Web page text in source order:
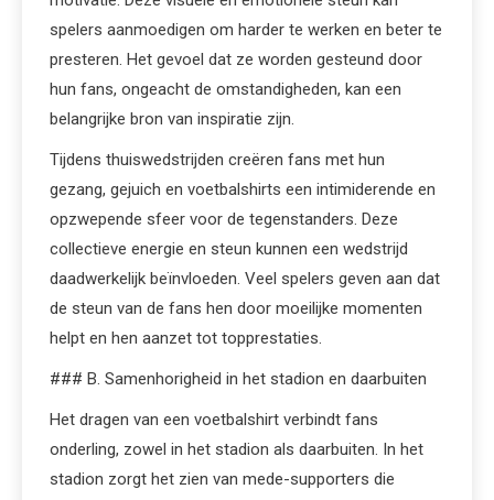
spelers aanmoedigen om harder te werken en beter te
presteren. Het gevoel dat ze worden gesteund door
hun fans, ongeacht de omstandigheden, kan een
belangrijke bron van inspiratie zijn.
Tijdens thuiswedstrijden creëren fans met hun
gezang, gejuich en voetbalshirts een intimiderende en
opzwepende sfeer voor de tegenstanders. Deze
collectieve energie en steun kunnen een wedstrijd
daadwerkelijk beïnvloeden. Veel spelers geven aan dat
de steun van de fans hen door moeilijke momenten
helpt en hen aanzet tot topprestaties.
### B. Samenhorigheid in het stadion en daarbuiten
Het dragen van een voetbalshirt verbindt fans
onderling, zowel in het stadion als daarbuiten. In het
stadion zorgt het zien van mede-supporters die